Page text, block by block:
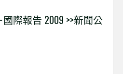
際報告 2009 >>新聞公